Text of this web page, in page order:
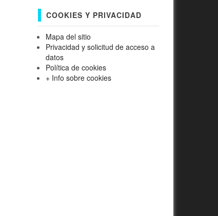
COOKIES Y PRIVACIDAD
Mapa del sitio
Privacidad y solicitud de acceso a
datos
Política de cookies
+ Info sobre cookies